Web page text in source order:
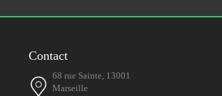
Contact
68 rue Sainte, 13001
Marseille